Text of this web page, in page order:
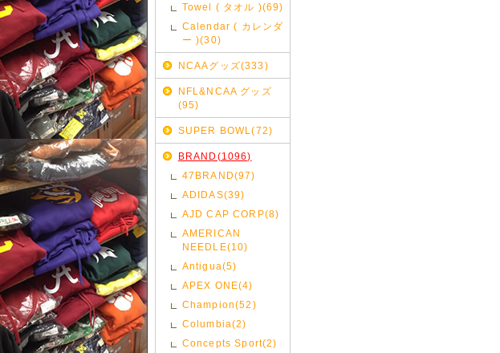
Towel ( タオル )(69)
Calendar ( カレンダ
ー )(30)
NCAAグッズ(333)
NFL&NCAA グッズ
(95)
SUPER BOWL(72)
BRAND(1096)
47BRAND(97)
ADIDAS(39)
AJD CAP CORP(8)
AMERICAN
NEEDLE(10)
Antigua(5)
APEX ONE(4)
Champion(52)
Columbia(2)
Concepts Sport(2)